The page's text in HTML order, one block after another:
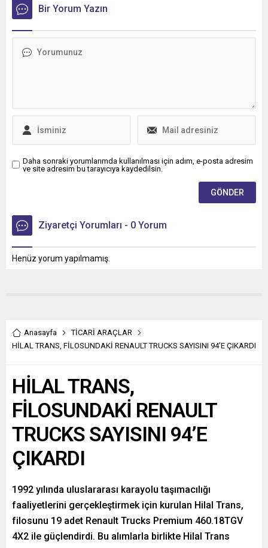
yürüten ÖKN Lojistik, Ege
Bölgesi'nin ilk Renault
Trucks Master Red EDITION
imkânıyla bakım ve servis
Bir Yorum Yazın
Daha sonraki yorumlarımda kullanılması için adım, e-posta adresim
ve site adresim bu tarayıcıya kaydedilsin.
Ziyaretçi Yorumları - 0 Yorum
Henüz yorum yapılmamış.
Anasayfa
TİCARİ ARAÇLAR
HİLAL TRANS, FİLOSUNDAKİ RENAULT TRUCKS SAYISINI 94’E ÇIKARDI
HİLAL TRANS,
FİLOSUNDAKİ RENAULT
TRUCKS SAYISINI 94’E
ÇIKARDI
1992 yılında uluslararası karayolu taşımacılığı
faaliyetlerini gerçekleştirmek için kurulan Hilal Trans,
filosunu 19 adet Renault Trucks Premium 460.18TGV
4X2 ile güçlendirdi. Bu alımlarla birlikte Hilal Trans